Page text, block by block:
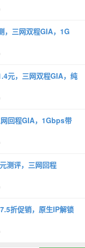
，三网双程GIA，1G
元，三网双程GIA，纯
回程GIA，1Gbps带
测评，三网回程
折促销，原生IP解锁